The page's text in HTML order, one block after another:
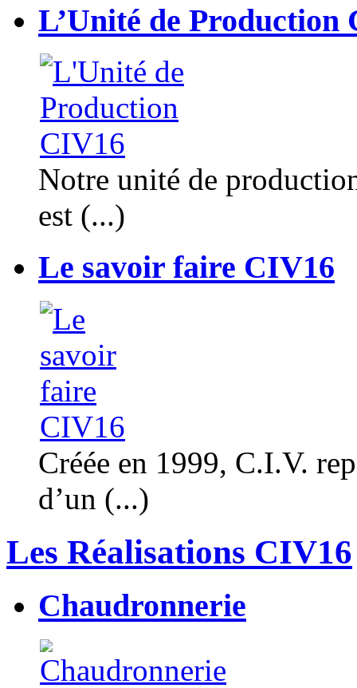
L’Unité de Production
Notre unité de
est (...)
Le savoir faire CIV16
Créée en 1999, C.I.V.
d’un (...)
Les Réalisations CIV16
Chaudronnerie